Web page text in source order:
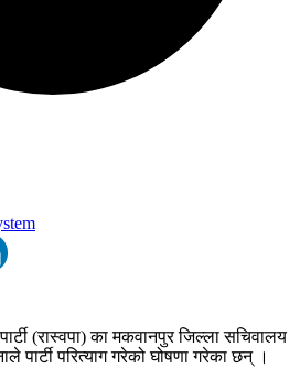
(रास्वपा) का मकवानपुर जिल्ला सचिवालय
पार्टी परित्याग गरेको घोषणा गरेका छन् ।